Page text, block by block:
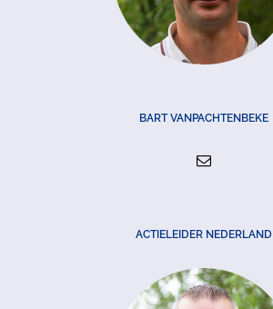
BART VANPACHTENBEKE
ACTIELEIDER NEDERLAND